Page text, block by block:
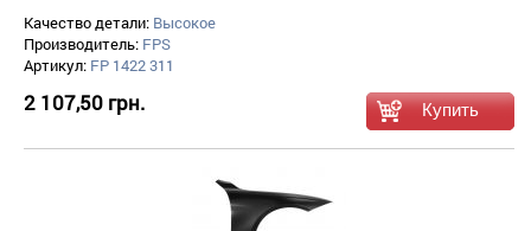
Качество детали: Высокое
Производитель: FPS
Артикул: FP 1422 311
2 107,50 грн.